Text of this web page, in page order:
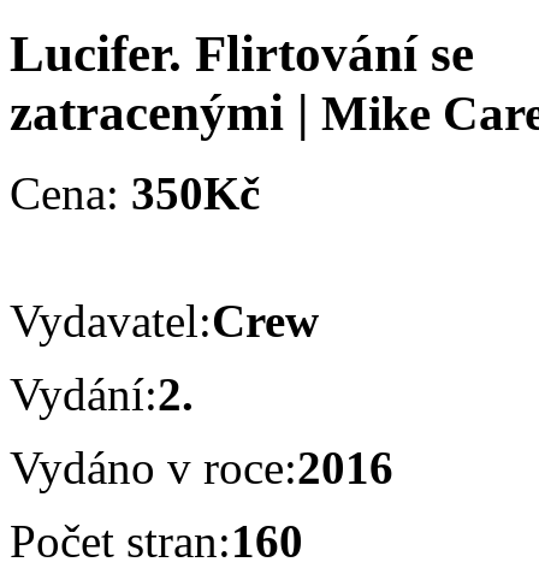
Lucifer. Flirtování se
zatracenými | Mike
Cena: 350Kč
Vydavatel:Crew
Vydání:2.
Vydáno v roce:2016
Počet stran:160